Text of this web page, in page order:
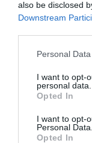
also be disclosed
Downstream
Personal
I want to opt-
personal data.
Opted In
I want to opt-
Personal Data.
Opted In